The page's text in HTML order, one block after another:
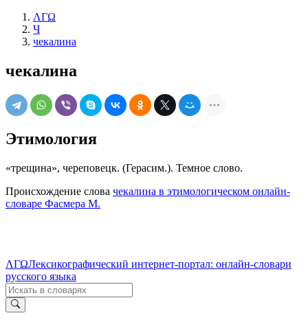
ΛΓΩ
Ч
чекалина
чекалина
Этимология
«трещина», череповецк. (Герасим.). Темное слово.
Происхождение слова чекалина в этимологическом онлайн-
словаре Фасмера М.
ΛΓΩЛексикографический интернет-портал: онлайн-словари
русского языка